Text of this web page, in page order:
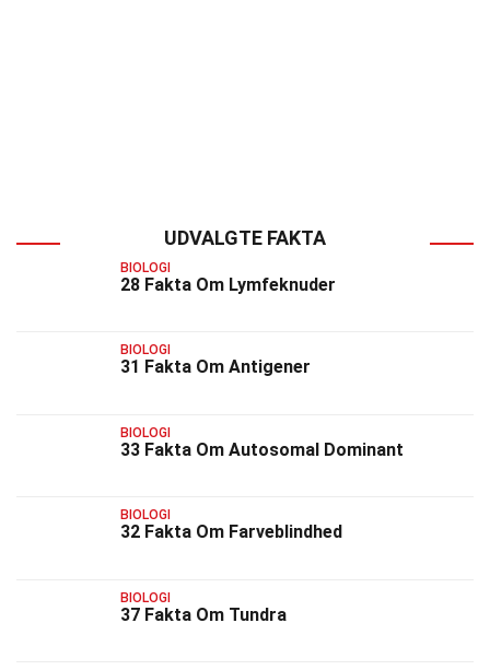
UDVALGTE FAKTA
BIOLOGI
28 Fakta Om Lymfeknuder
BIOLOGI
31 Fakta Om Antigener
BIOLOGI
33 Fakta Om Autosomal Dominant
BIOLOGI
32 Fakta Om Farveblindhed
BIOLOGI
37 Fakta Om Tundra